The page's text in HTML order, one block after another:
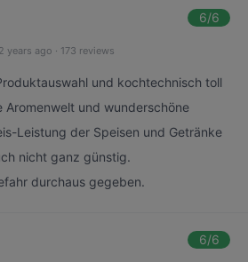
6/6
2 years ago · 173 reviews
und kochtechnisch toll
Aromenwelt und wunderschöne
Leistung der Speisen und Getränke
nicht ganz günstig.
durchaus gegeben.
6/6